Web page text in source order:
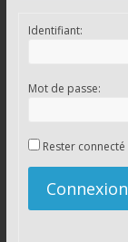
Identifiant:
Mot de passe:
Rester connecté
Connexion